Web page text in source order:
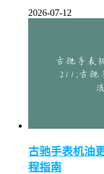
2026-07-12
古驰手表机油
程指南